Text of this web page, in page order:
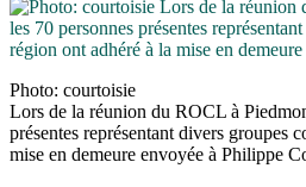
Photo: courtoisie
Lors de la réunion du ROCL à
présentes représentant divers groupes
mise en demeure envoyée à Philippe